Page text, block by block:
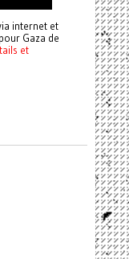
internet et
Gaza de
et